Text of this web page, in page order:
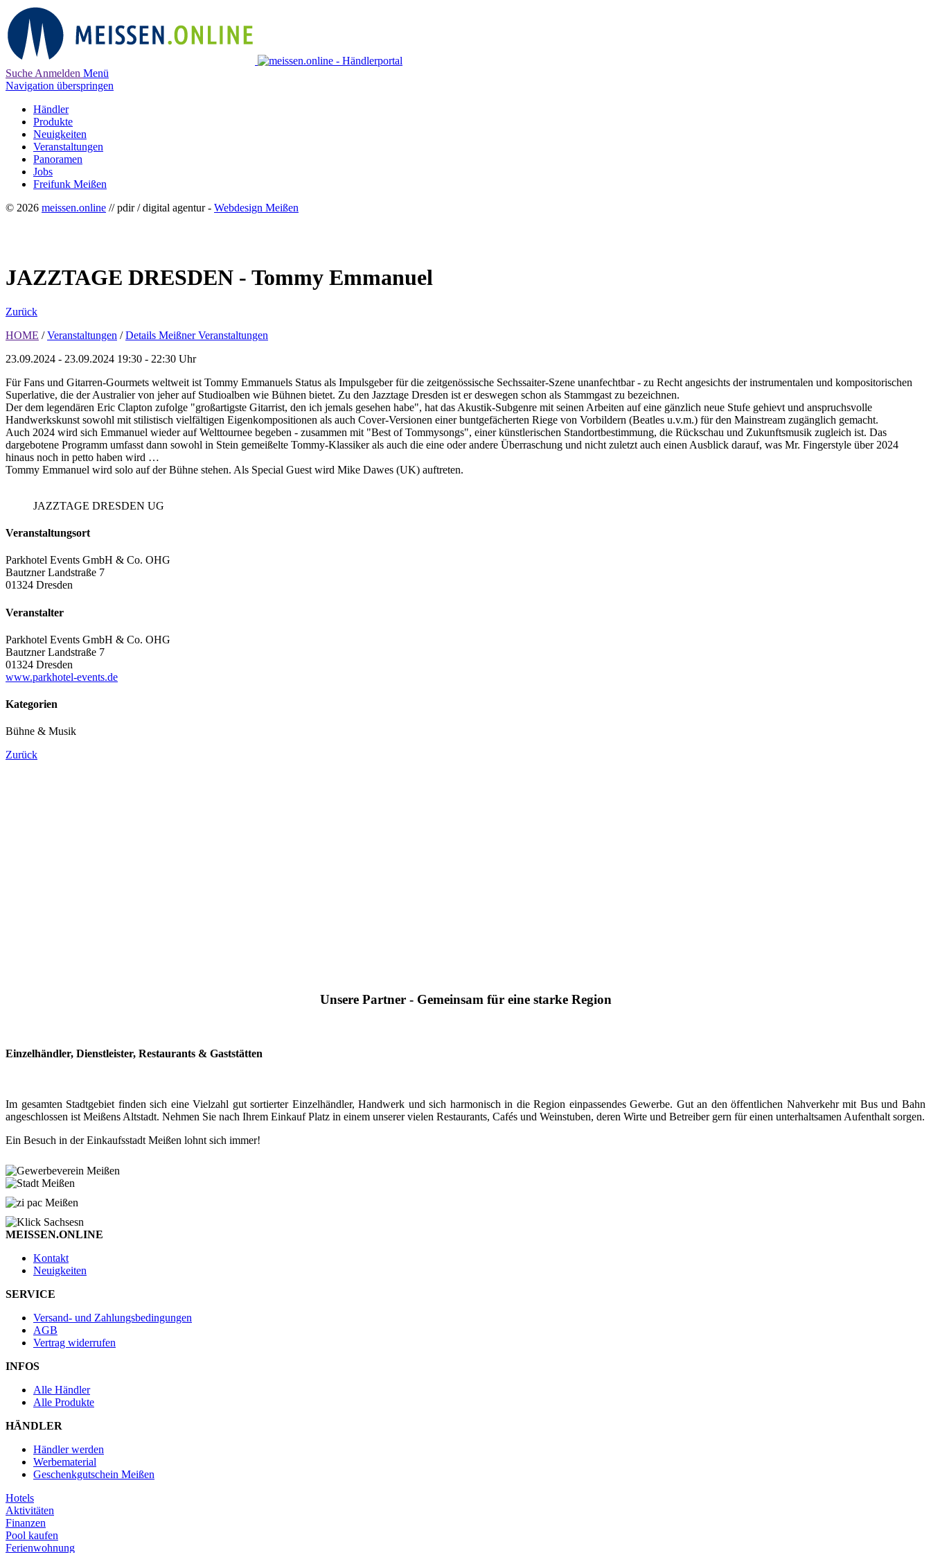
Suche Anmelden Menü
Navigation überspringen
Händler
Produkte
Neuigkeiten
Veranstaltungen
Panoramen
Jobs
Freifunk Meißen
© 2026 meissen.online // pdir / digital agentur - Webdesign Meißen
JAZZTAGE DRESDEN - Tommy Emmanuel
Zurück
HOME / Veranstaltungen / Details Meißner Veranstaltungen
23.09.2024 - 23.09.2024 19:30 - 22:30 Uhr
Für Fans und Gitarren-Gourmets weltweit ist Tommy Emmanuels Status als Impulsgeber für die zeitgenössische Sechssaiter-Szene unanfechtbar - zu Recht angesichts der instrumentalen und kompositorischen
Superlative, die der Australier von jeher auf Studioalben wie Bühnen bietet. Zu den Jazztage Dresden ist er deswegen schon als Stammgast zu bezeichnen.
Der dem legendären Eric Clapton zufolge "großartigste Gitarrist, den ich jemals gesehen habe", hat das Akustik-Subgenre mit seinen Arbeiten auf eine gänzlich neue Stufe gehievt und anspruchsvolle
Handwerkskunst sowohl mit stilistisch vielfältigen Eigenkompositionen als auch Cover-Versionen einer buntgefächerten Riege von Vorbildern (Beatles u.v.m.) für den Mainstream zugänglich gemacht.
Auch 2024 wird sich Emmanuel wieder auf Welttournee begeben - zusammen mit "Best of Tommysongs", einer künstlerischen Standortbestimmung, die Rückschau und Zukunftsmusik zugleich ist. Das
dargebotene Programm umfasst dann sowohl in Stein gemeißelte Tommy-Klassiker als auch die eine oder andere Überraschung und nicht zuletzt auch einen Ausblick darauf, was Mr. Fingerstyle über 2024
hinaus noch in petto haben wird …
Tommy Emmanuel wird solo auf der Bühne stehen. Als Special Guest wird Mike Dawes (UK) auftreten.
JAZZTAGE DRESDEN UG
Veranstaltungsort
Parkhotel Events GmbH & Co. OHG
Bautzner Landstraße 7
01324 Dresden
Veranstalter
Parkhotel Events GmbH & Co. OHG
Bautzner Landstraße 7
01324 Dresden
www.parkhotel-events.de
Kategorien
Bühne & Musik
Zurück
Unsere Partner - Gemeinsam für eine starke Region
Einzelhändler, Dienstleister, Restaurants & Gaststätten
Im gesamten Stadtgebiet finden sich eine Vielzahl gut sortierter Einzelhändler, Handwerk und sich harmonisch in die Region einpassendes Gewerbe. Gut an den öffentlichen Nahverkehr mit Bus und Bahn
angeschlossen ist Meißens Altstadt. Nehmen Sie nach Ihrem Einkauf Platz in einem unserer vielen Restaurants, Cafés und Weinstuben, deren Wirte und Betreiber gern für einen unterhaltsamen Aufenthalt sorgen.
Ein Besuch in der Einkaufsstadt Meißen lohnt sich immer!
MEISSEN.ONLINE
Kontakt
Neuigkeiten
SERVICE
Versand- und Zahlungsbedingungen
AGB
Vertrag widerrufen
INFOS
Alle Händler
Alle Produkte
HÄNDLER
Händler werden
Werbematerial
Geschenkgutschein Meißen
Hotels
Aktivitäten
Finanzen
Pool kaufen
Ferienwohnung